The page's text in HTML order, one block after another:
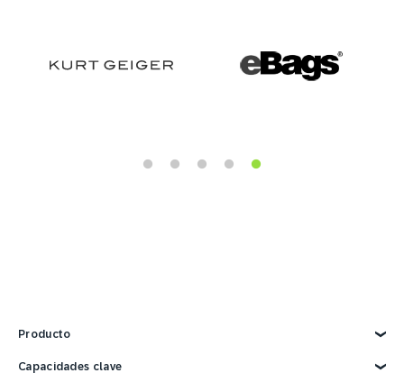
Producto
Explorar producto
Capacidades clave